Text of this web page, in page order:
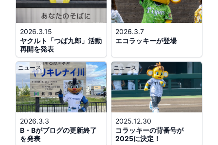
こ、キッズジャビットおんなのこ、おじい
ちゃんジャビット
つば九郎)
※巨人「ビジターユニフォーム」着用、ヤクルト
「燕パワーユニフォーム」着用
公式戦 14:00
日本ハム対楽天@エスコンＦ
(フレップ、ポリー)
公式戦 17:00
西武対ソフトバンク
@ベルーナドーム
(レオ
2026.3.15
ヤクルト「つば九郎」活動
再開を発表
2026.3.7
エコラッキーが登場
ニュース
2026.3.3
B・Bがブログの更新終了
を発表
ニュース
2025.12.30
コラッキーの背番号が
2025に決定！